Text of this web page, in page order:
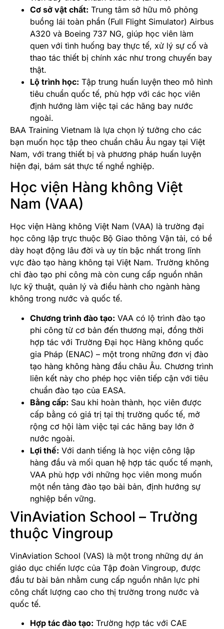
Cơ sở vật chất: Trung tâm sở hữu mô phỏng
buồng lái toàn phần (Full Flight Simulator) Airbus
A320 và Boeing 737 NG, giúp học viên làm
quen với tình huống bay thực tế, xử lý sự cố và
thao tác thiết bị chính xác như trong chuyến bay
thật.
Lộ trình học: Tập trung huấn luyện theo mô hình
tiêu chuẩn quốc tế, phù hợp với các học viên
định hướng làm việc tại các hãng bay nước
ngoài.
BAA Training Vietnam là lựa chọn lý tưởng cho các
bạn muốn học tập theo chuẩn châu Âu ngay tại Việt
Nam, với trang thiết bị và phương pháp huấn luyện
hiện đại, bám sát thực tế nghề nghiệp.
Học viện Hàng không Việt
Nam (VAA)
Học viện Hàng không Việt Nam (VAA) là trường đại
học công lập trực thuộc Bộ Giao thông Vận tải, có bề
dày hoạt động lâu đời và uy tín bậc nhất trong lĩnh
vực đào tạo hàng không tại Việt Nam. Trường không
chỉ đào tạo phi công mà còn cung cấp nguồn nhân
lực kỹ thuật, quản lý và điều hành cho ngành hàng
không trong nước và quốc tế.
Chương trình đào tạo: VAA có lộ trình đào tạo
phi công từ cơ bản đến thương mại, đồng thời
hợp tác với Trường Đại học Hàng không quốc
gia Pháp (ENAC) – một trong những đơn vị đào
tạo hàng không hàng đầu châu Âu. Chương trình
liên kết này cho phép học viên tiếp cận với tiêu
chuẩn đào tạo của EASA.
Bằng cấp: Sau khi hoàn thành, học viên được
cấp bằng có giá trị tại thị trường quốc tế, mở
rộng cơ hội làm việc tại các hãng bay lớn ở
nước ngoài.
Lợi thế: Với danh tiếng là học viện công lập
hàng đầu và mối quan hệ hợp tác quốc tế mạnh,
VAA phù hợp với những học viên mong muốn
một nền tảng đào tạo bài bản, định hướng sự
nghiệp bền vững.
VinAviation School – Trường
thuộc Vingroup
VinAviation School (VAS) là một trong những dự án
giáo dục chiến lược của Tập đoàn Vingroup, được
đầu tư bài bản nhằm cung cấp nguồn nhân lực phi
công chất lượng cao cho thị trường trong nước và
quốc tế.
Hợp tác đào tạo: Trường hợp tác với CAE